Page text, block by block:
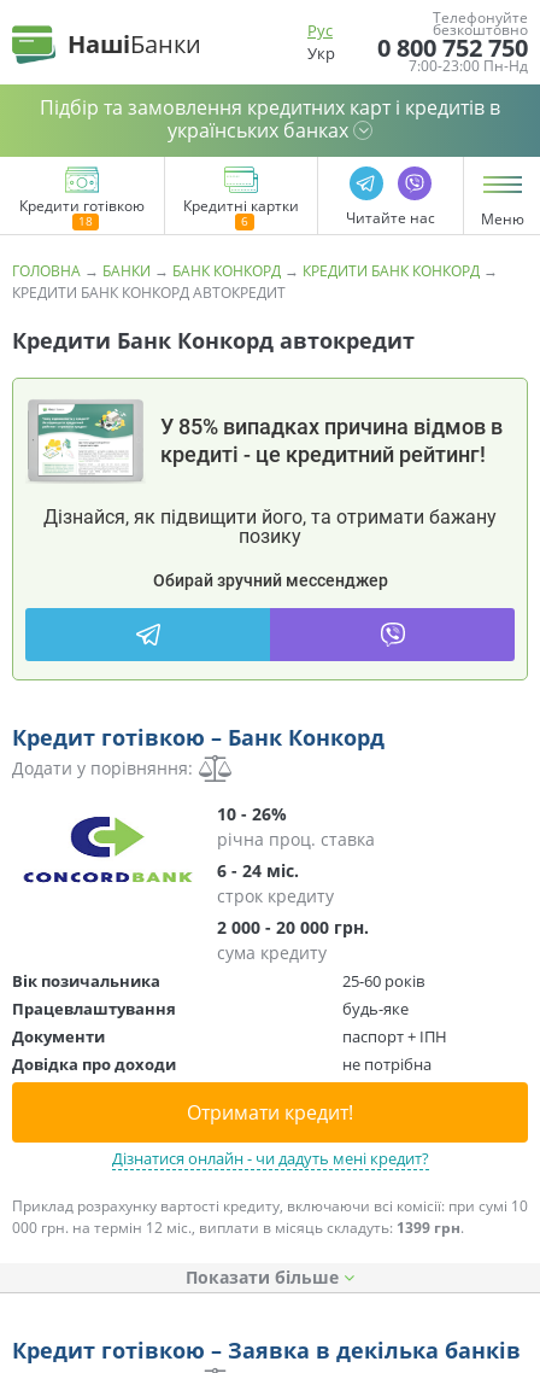
НашіБанки
Рус
Укр
Телефонуйте
безкоштовно
0 800 752 750
7:00-23:00 Пн-Нд
Підбір та замовлення кредитних карт і кредитів в
українських банках
Кредити готівкою Кредитні картки
Читайте нас Меню
ГОЛОВНА → БАНКИ → БАНК КОНКОРД → КРЕДИТИ БАНК КОНКОРД →
КРЕДИТИ БАНК КОНКОРД АВТОКРЕДИТ
Кредити Банк Конкорд автокредит
У 85% випадках причина відмов в
кредиті - це кредитний рейтинг!
Дізнайся, як підвищити його, та отримати бажану
позику
Обирай зручний мессенджер
Кредит готівкою – Банк Конкорд
Додати у порівняння:
10 - 26%
річна проц. ставка
6 - 24 міс.
строк кредиту
2 000 - 20 000 грн.
сума кредиту
Вік позичальника
25-60 років
Працевлаштування
будь-яке
Документи
паспорт + ІПН
Довідка про доходи
не потрібна
Отримати кредит!
Дізнатися онлайн - чи дадуть мені кредит?
Приклад розрахунку вартості кредиту, включаючи всі комісії: при сумі 10
000 грн. на термін 12 міс., виплати в місяць складуть: 1399 грн.
Показати
Кредит готівкою – Заявка в декілька банків